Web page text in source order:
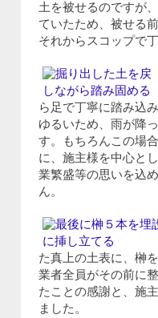
土を被せるのですが
ていたため、被せる
それからスコップで
ら足で丁寧に踏み込
ゆるいため、雨が降
す。もちろんこの場
に、施主様を中心と
業繁盛等の思いを込
ん。
た真上の土表に、榊
業者全員がその前に
たことの感謝と、施
ました。